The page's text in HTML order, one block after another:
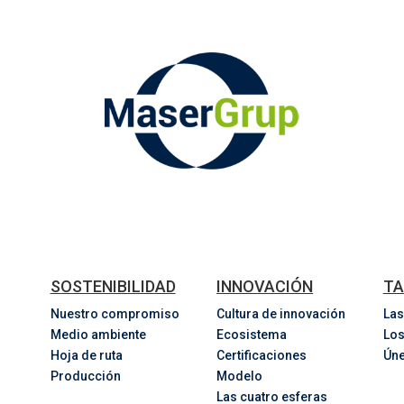
SOSTENIBILIDAD
Nuestro compromiso
Medio ambiente
Hoja de ruta
Producción
INNOVACIÓN
Cultura de innovación
Ecosistema
Certificaciones
Modelo
Las cuatro esferas